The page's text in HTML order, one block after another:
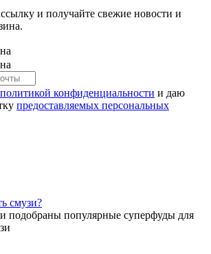
и получайте свежие новости и
политикой конфиденциальности и даю
предоставляемых персональных
смузи?
подобраны популярные суперфуды для